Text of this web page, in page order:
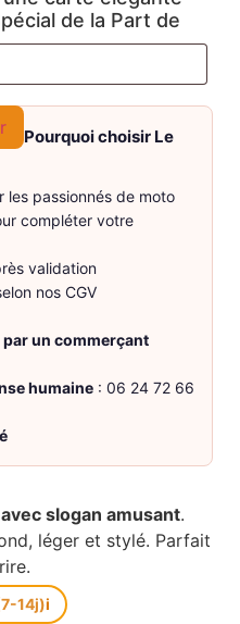
de la Part de
Pourquoi choisir Le
les passionnés de moto
compléter votre
validation
nos CGV
un commerçant
humaine : 06 24 72 66
slogan amusant.
léger et stylé. Parfait
14j)i